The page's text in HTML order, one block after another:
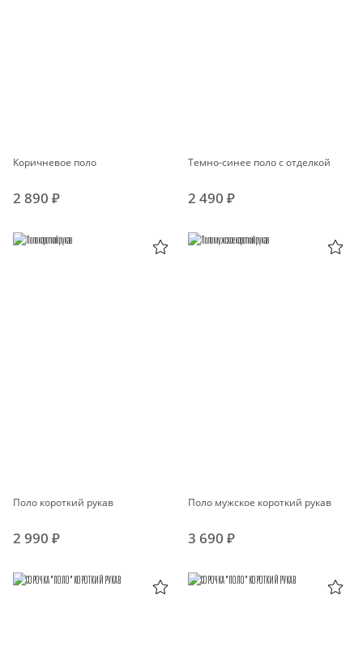
Коричневое поло
2 890 ₽
Темно-синее поло с отделкой
2 490 ₽
Поло короткий рукав
2 990 ₽
Поло мужское короткий рукав
3 690 ₽